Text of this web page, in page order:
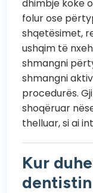
dhimbje koke
folur ose
shqetësimet,
ushqim të
shmangni
shmangni
procedurës.
shoqëruar
thelluar, si ai
Kur